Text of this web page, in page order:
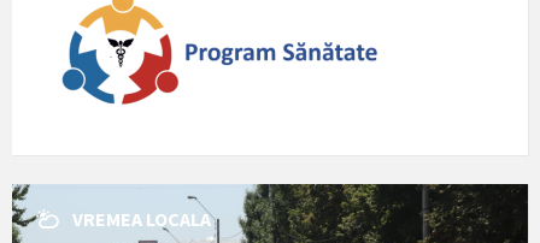
VREMEA LOCALA